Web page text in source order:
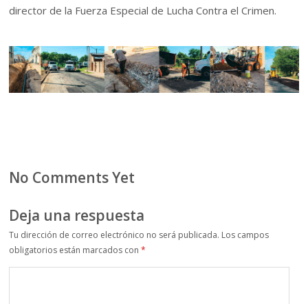
director de la Fuerza Especial de Lucha Contra el Crimen.
No Comments Yet
Deja una respuesta
Tu dirección de correo electrónico no será publicada. Los campos
obligatorios están marcados con*